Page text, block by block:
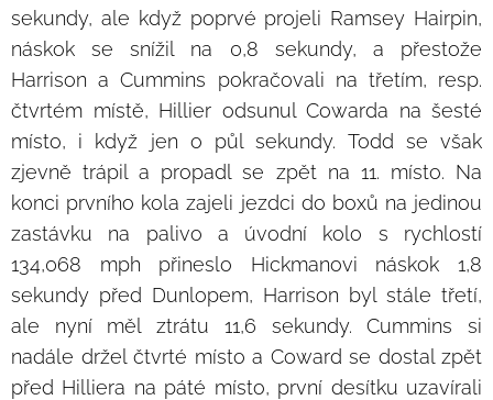
sekundy, ale když poprvé projeli Ramsey Hairpin,
náskok se snížil na 0,8 sekundy, a přestože
Harrison a Cummins pokračovali na třetím, resp.
čtvrtém místě, Hillier odsunul Cowarda na šesté
místo, i když jen o půl sekundy. Todd se však
zjevně trápil a propadl se zpět na 11. místo. Na
konci prvního kola zajeli jezdci do boxů na jedinou
zastávku na palivo a úvodní kolo s rychlostí
134,068 mph přineslo Hickmanovi náskok 1,8
sekundy před Dunlopem, Harrison byl stále třetí,
ale nyní měl ztrátu 11,6 sekundy. Cummins si
nadále držel čtvrté místo a Coward se dostal zpět
před Hilliera na páté místo, první desítku uzavírali